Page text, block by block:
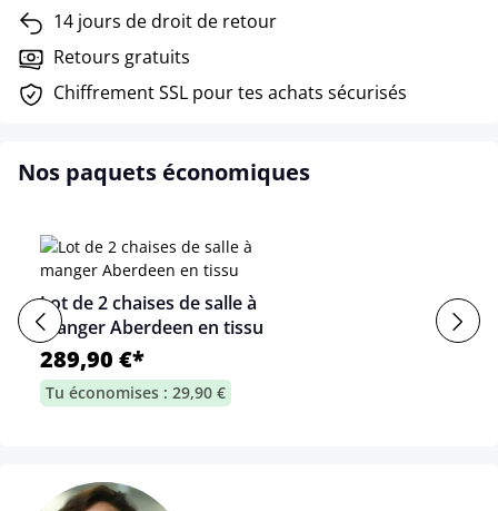
14 jours de droit de retour
Retours gratuits
Chiffrement SSL pour tes achats sécurisés
Nos paquets économiques
Lot de 2 chaises de salle à
manger Aberdeen en tissu
289,90 €*
Tu économises : 29,90 €